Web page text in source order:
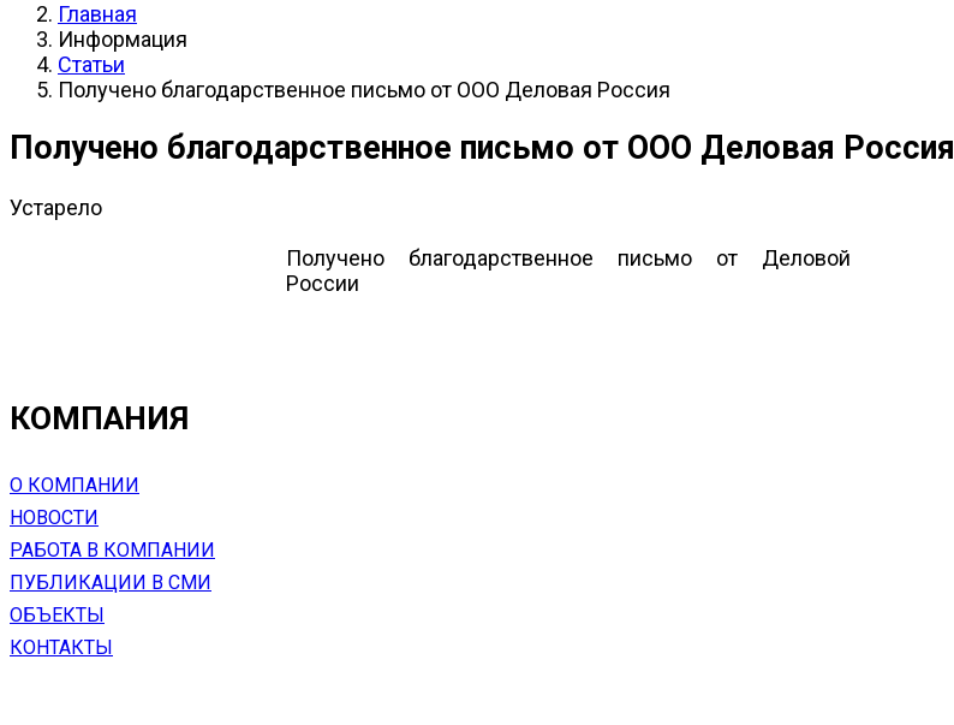
Главная
Информация
Статьи
Получено благодарственное письмо от ООО Деловая Россия
Получено благодарственное письмо от ООО Деловая Россия
Устарело
Получено благодарственное письмо от Деловой
России
КОМПАНИЯ
О КОМПАНИИ
НОВОСТИ
РАБОТА В КОМПАНИИ
ПУБЛИКАЦИИ В СМИ
ОБЪЕКТЫ
КОНТАКТЫ